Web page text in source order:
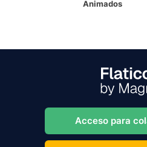
Animados
Acceso para